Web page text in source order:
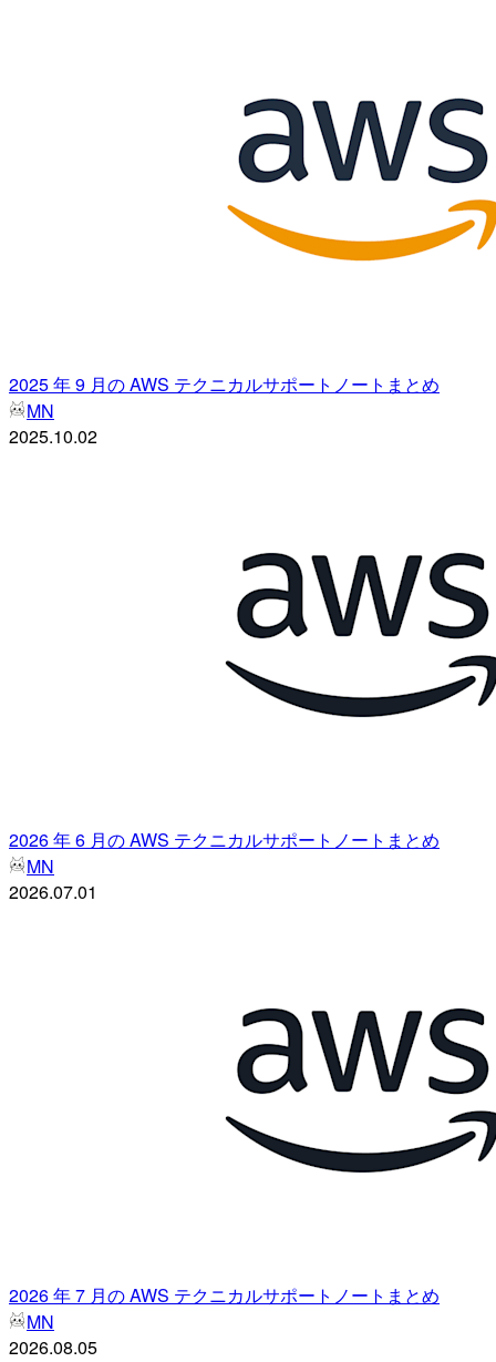
2025 年 9 月の AWS テクニカルサポートノートまとめ
MN
2025.10.02
2026 年 6 月の AWS テクニカルサポートノートまとめ
MN
2026.07.01
2026 年 7 月の AWS テクニカルサポートノートまとめ
MN
2026.08.05